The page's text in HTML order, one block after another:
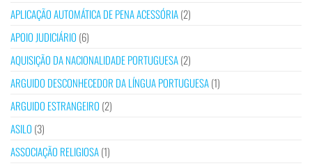
APLICAÇÃO AUTOMÁTICA DE PENA ACESSÓRIA(2)
APOIO JUDICIÁRIO (6)
AQUISIÇÃO DA NACIONALIDADE PORTUGUESA(2)
ARGUIDO DESCONHECEDOR DA LÍNGUA PORTUGUESA(1)
ARGUIDO ESTRANGEIRO (2)
ASILO (3)
ASSOCIAÇÃO RELIGIOSA(1)